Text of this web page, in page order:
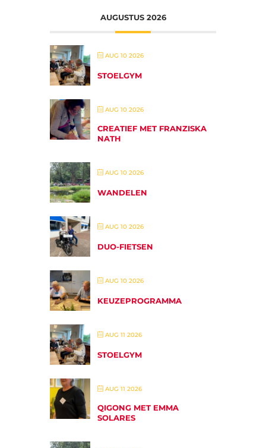
AUGUSTUS 2026
AUG 10 2026
STOELGYM
AUG 10 2026
CREATIEF MET FRANZISKA
NATH
AUG 10 2026
WANDELEN
AUG 10 2026
DUO-FIETSEN
AUG 10 2026
KEUZEPROGRAMMA
AUG 11 2026
STOELGYM
AUG 11 2026
QIGONG MET EMMA
SOLARES